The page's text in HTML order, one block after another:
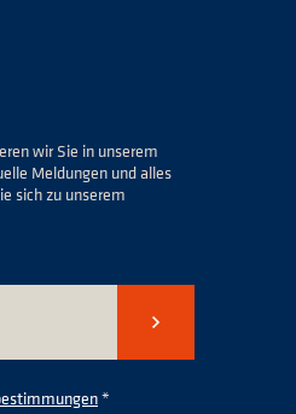
wir Sie in unserem
Meldungen und alles
sich zu unserem
Senden
*